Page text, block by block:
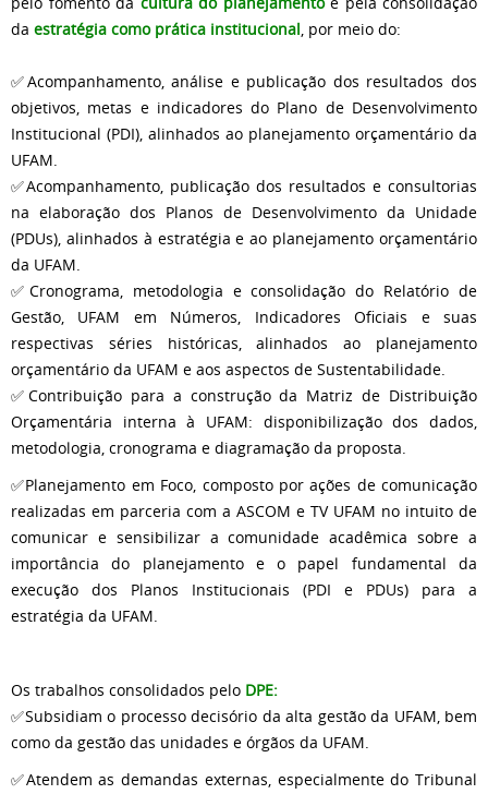
da estratégia como prática institucional, por meio do:
✅Acompanhamento, análise e publicação dos resultados dos
objetivos, metas e indicadores do Plano de Desenvolvimento
Institucional (PDI), alinhados ao planejamento orçamentário da
UFAM.
✅Acompanhamento, publicação dos resultados e consultorias
na elaboração dos Planos de Desenvolvimento da Unidade
(PDUs), alinhados à estratégia e ao planejamento orçamentário
da UFAM.
✅Cronograma, metodologia e consolidação do Relatório de
Gestão, UFAM em Números, Indicadores Oficiais e suas
respectivas séries históricas, alinhados ao planejamento
orçamentário da UFAM e aos aspectos de Sustentabilidade.
✅Contribuição para a construção da Matriz de Distribuição
Orçamentária interna à UFAM: disponibilização dos dados,
metodologia, cronograma e diagramação da proposta.
✅Planejamento em Foco, composto por ações de comunicação
realizadas em parceria com a ASCOM e TV UFAM no intuito de
comunicar e sensibilizar a comunidade acadêmica sobre a
importância do planejamento e o papel fundamental da
execução dos Planos Institucionais (PDI e PDUs) para a
estratégia da UFAM.
Os trabalhos consolidados pelo DPE:
✅Subsidiam o processo decisório da alta gestão da UFAM, bem
como da gestão das unidades e órgãos da UFAM.
✅Atendem as demandas externas, especialmente do Tribunal